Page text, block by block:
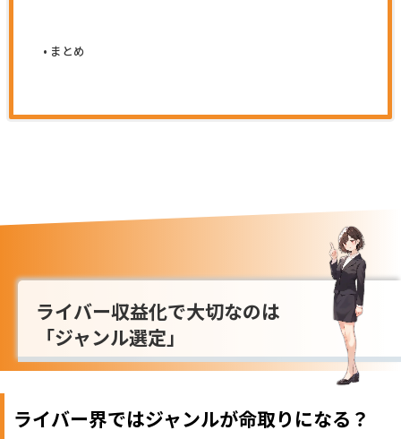
まとめ
ライバー収益化で大切なのは
「ジャンル選定」
ライバー界ではジャンルが命取りになる？